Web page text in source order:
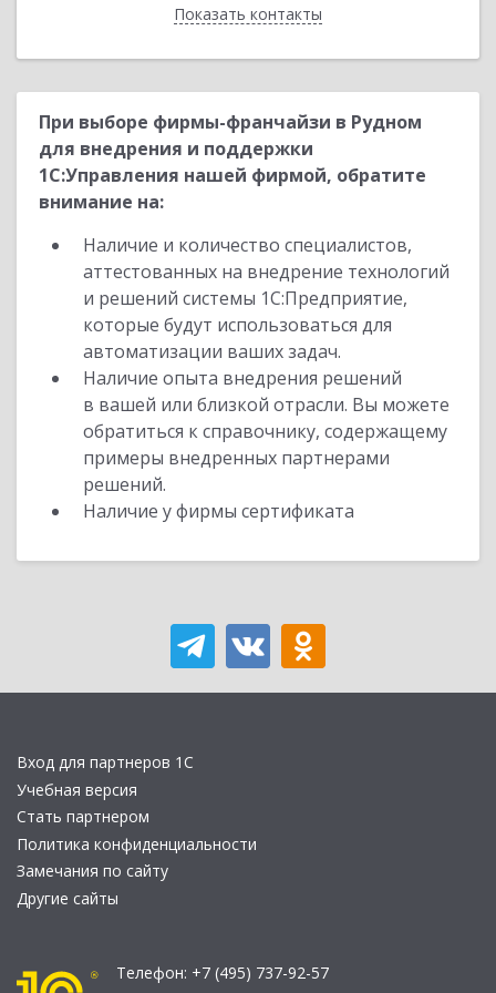
Показать контакты
Назад
При выборе фирмы-франчайзи в Рудном
для внедрения и поддержки
1С:Управления нашей фирмой, обратите
внимание на:
Наличие и количество специалистов,
аттестованных на внедрение технологий
и решений системы 1С:Предприятие,
которые будут использоваться для
автоматизации ваших задач.
Наличие опыта внедрения решений
в вашей или близкой отрасли. Вы можете
обратиться к справочнику, содержащему
примеры внедренных партнерами
решений.
Наличие у фирмы сертификата
Вход для партнеров 1С
Учебная версия
Стать партнером
Политика конфиденциальности
Замечания по сайту
Другие сайты
Телефон: +7 (495) 737-92-57